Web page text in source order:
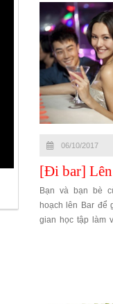
06/10/2017
[Đi bar] Lên
Bạn và bạn bè
hoạch lên Bar để
gian học tập làm